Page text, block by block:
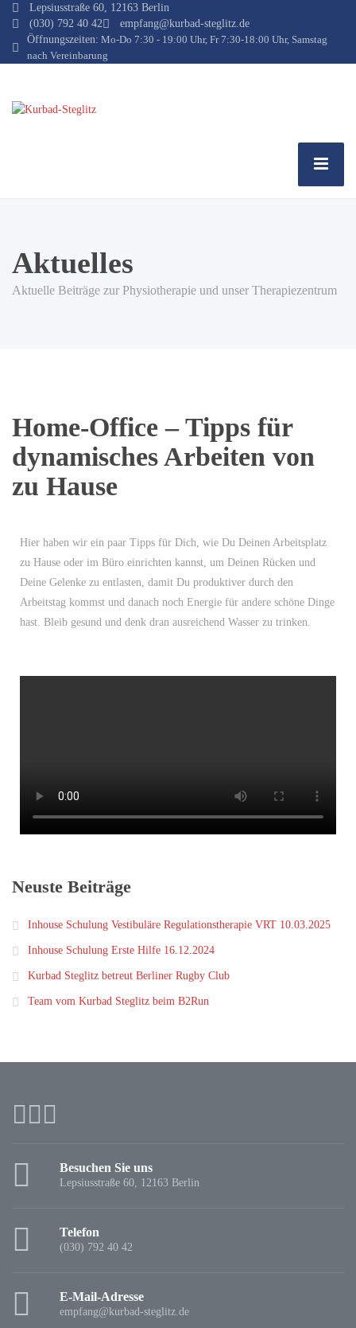
Lepsiusstraße 60, 12163 Berlin
(030) 792 40 42
empfang@kurbad-steglitz.de
Öffnungszeiten: Mo-Do 7:30 - 19:00 Uhr, Fr 7:30-18:00 Uhr, Samstag
nach Vereinbarung
Aktuelles
Aktuelle Beiträge zur Physiotherapie und unser Therapiezentrum
Home-Office – Tipps für
dynamisches Arbeiten von
zu Hause
Hier haben wir ein paar Tipps für Dich, wie Du Deinen Arbeitsplatz
zu Hause oder im Büro einrichten kannst, um Deinen Rücken und
Deine Gelenke zu entlasten, damit Du produktiver durch den
Arbeitstag kommst und danach noch Energie für andere schöne Dinge
hast. Bleib gesund und denk dran ausreichend Wasser zu trinken.
Neuste Beiträge
Inhouse Schulung Vestibuläre Regulationstherapie VRT 10.03.2025
Inhouse Schulung Erste Hilfe 16.12.2024
Kurbad Steglitz betreut Berliner Rugby Club
Team vom Kurbad Steglitz beim B2Run
Besuchen Sie uns
Lepsiusstraße 60, 12163 Berlin
Telefon
(030) 792 40 42
E-Mail-Adresse
empfang@kurbad-steglitz.de